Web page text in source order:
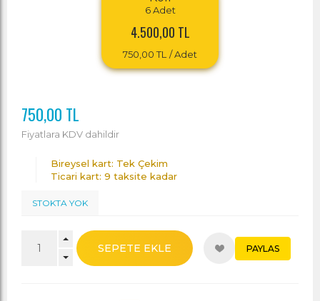
6 Adet
4.500,00 TL
750,00 TL / Adet
750,00 TL
Fiyatlara KDV dahildir
Bireysel kart: Tek Çekim
Ticari kart: 9 taksite kadar
STOKTA YOK
SEPETE EKLE PAYLAS